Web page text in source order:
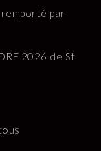
remporté par
2026 de St